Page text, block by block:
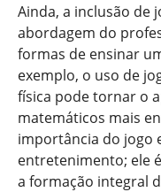
Ainda, a inclusão de
abordagem do
formas de ensinar
exemplo, o uso de
física pode tornar o
matemáticos mais
importância do jogo
entretenimento; ele
a formação integral